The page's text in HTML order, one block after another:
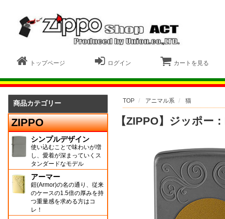
トップページ ログイン カートを見る
TOP アニマル系 猫
【ZIPPO】ジッポー
商品カテゴリー
ZIPPO
シンプルデザイン
使い込むことで味わいが増
し、愛着が深まっていくス
タンダードなモデル
アーマー
鎧(Armor)の名の通り、従来
のケースの1.5倍の厚みを持
つ重量感を求める方はコ
レ！